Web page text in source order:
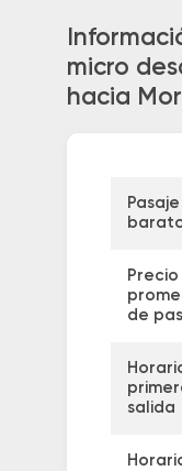
micro
hacia
Precio
de
salida